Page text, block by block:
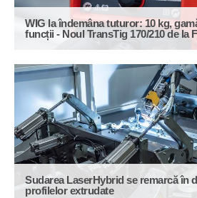
WIG la îndemâna tuturor: 10 kg,
funcții - Noul TransTig 170/210 de la
Sudarea LaserHybrid se remarcă în
profilelor extrudate